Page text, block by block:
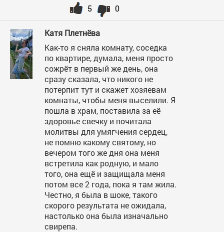
0
5
Катя Плетнёва
Как-то я сняла комнату, соседка
по квартире, думала, меня просто
сожрёт в первый же день, она
сразу сказала, что никого не
потерпит тут и скажет хозяевам
комнаты, чтобы меня выселили. Я
пошла в храм, поставила за её
здоровье свечку и почитала
молитвы для умягчения сердец,
не помню какому святому, но
вечером того же дня она меня
встретила как родную, и мало
того, она ещё и защищала меня
потом все 2 года, пока я там жила.
Честно, я была в шоке, такого
скорого результата не ожидала,
настолько она была изначально
свирепа.